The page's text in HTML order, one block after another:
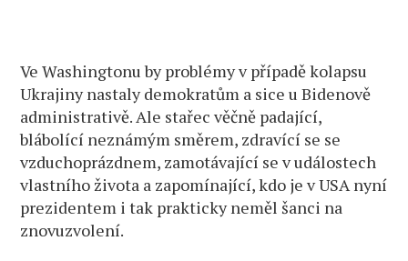
Ve Washingtonu by problémy v případě kolapsu
Ukrajiny nastaly demokratům a sice u Bidenově
administrativě. Ale stařec věčně padající,
blábolící neznámým směrem, zdravící se se
vzduchoprázdnem, zamotávající se v událostech
vlastního života a zapomínající, kdo je v USA nyní
prezidentem i tak prakticky neměl šanci na
znovuzvolení.